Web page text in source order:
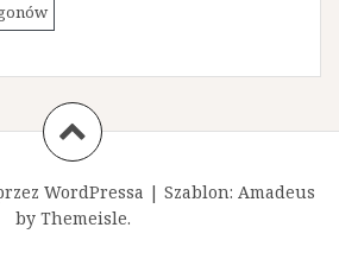
WordPressa | Szablon: Amadeus
by Themeisle.